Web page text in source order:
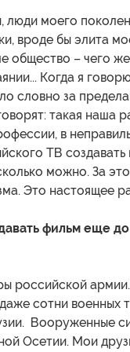
люди моего
вроде бы элита
общество – чего
Когда я
словно за
такая наша
в
ТВ
можно. За
Это настоящее
фильм еще
российской
сотни военных
Вооруженные
Осетии. Мои